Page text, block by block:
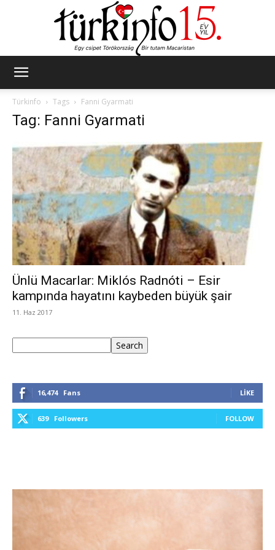
Türkinfo
Tags Fanni Gyarmati
Tag: Fanni Gyarmati
Ünlü Macarlar: Miklós Radnóti – Esir
kampında hayatını kaybeden büyük şair
11. Haz 2017
Search
16,474 Fans LIKE
639 Followers FOLLOW